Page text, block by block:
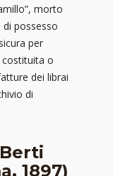
morto
possesso
per
o
dei librai
di
1897)